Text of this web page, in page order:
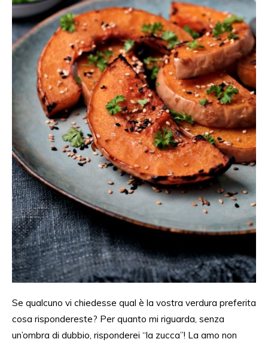
Se qualcuno vi chiedesse qual è la vostra verdura preferita
cosa rispondereste? Per quanto mi riguarda, senza
un’ombra di dubbio, risponderei “la zucca”! La amo non